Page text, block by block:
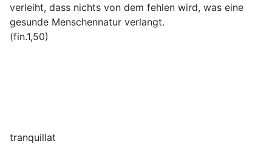
verleiht, dass nichts von dem fehlen wird, was eine
gesunde Menschennatur verlangt.
(fin.1,50)
tranquillat